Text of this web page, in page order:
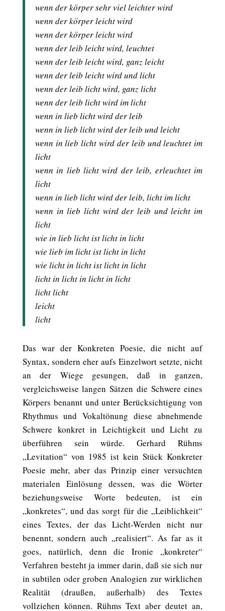
wenn der körper sehr viel leichter wird
wenn der körper leicht wird
wenn der körper leicht wird
wenn der leib leicht wird, leuchtet
wenn der leib leicht wird, ganz leicht
wenn der leib leicht wird und licht
wenn der leib licht wird, ganz licht
wenn der leib licht wird im licht
wenn in lieb licht wird der leib
wenn in lieb licht wird der leib und leicht
wenn in lieb licht wird der leib und leuchtet im
licht
wenn in lieb licht wird der leib, erleuchtet im
licht
wenn in lieb licht wird der leib, licht im licht
wenn in lieb licht wird der leib und leicht im
licht
wie in lieb licht ist licht in licht
wie lieb im licht ist licht in licht
wie licht in licht ist licht in licht
licht in licht in licht in licht
licht licht
leicht
licht
Das war der Konkreten Poesie, die nicht auf
Syntax, sondern eher aufs Einzelwort setzte, nicht
an der Wiege gesungen, daß in ganzen,
vergleichsweise langen Sätzen die Schwere eines
Körpers benannt und unter Berücksichtigung von
Rhythmus und Vokaltönung diese abnehmende
Schwere konkret in Leichtigkeit und Licht zu
überführen sein würde. Gerhard Rühms
„Levitation“ von 1985 ist kein Stück Konkreter
Poesie mehr, aber das Prinzip einer versuchten
materialen Einlösung dessen, was die Wörter
beziehungsweise Worte bedeuten, ist ein
„konkretes“, und das sorgt für die „Leiblichkeit“
eines Textes, der das Licht-Werden nicht nur
benennt, sondern auch „realisiert“. As far as it
goes, natürlich, denn die Ironie „konkreter“
Verfahren besteht ja immer darin, daß sie sich nur
in subtilen oder groben Analogien zur wirklichen
Realität (draußen, außerhalb) des Textes
vollziehen können. Rühms Text aber deutet an,